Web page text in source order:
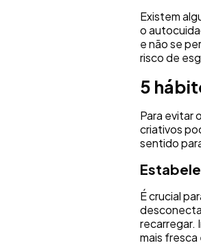
Existem
o
e não se
risco de
5
Para evitar
criativos
sentido
É crucial
recarregar.
mais fresca